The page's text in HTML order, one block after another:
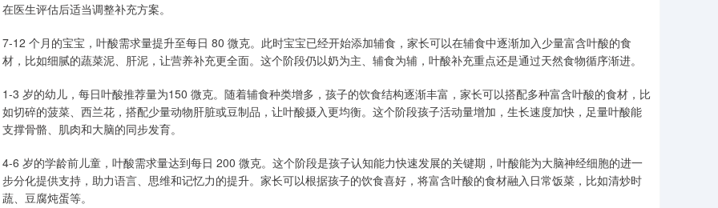
在医生评估后适当调整补充方案。
7-12 个月的宝宝，叶酸需求量提升至每日 80 微克。此时宝宝已经开始添加辅食，家长可以在辅食中逐渐加入少量富含叶酸的食
材，比如细腻的蔬菜泥、肝泥，让营养补充更全面。这个阶段仍以奶为主、辅食为辅，叶酸补充重点还是通过天然食物循序渐进。
1-3 岁的幼儿，每日叶酸推荐量为150 微克。随着辅食种类增多，孩子的饮食结构逐渐丰富，家长可以搭配多种富含叶酸的食材，比
如切碎的菠菜、西兰花，搭配少量动物肝脏或豆制品，让叶酸摄入更均衡。这个阶段孩子活动量增加，生长速度加快，足量叶酸能
支撑骨骼、肌肉和大脑的同步发育。
4-6 岁的学龄前儿童，叶酸需求量达到每日 200 微克。这个阶段是孩子认知能力快速发展的关键期，叶酸能为大脑神经细胞的进一
步分化提供支持，助力语言、思维和记忆力的提升。家长可以根据孩子的饮食喜好，将富含叶酸的食材融入日常饭菜，比如清炒时
蔬、豆腐炖蛋等。